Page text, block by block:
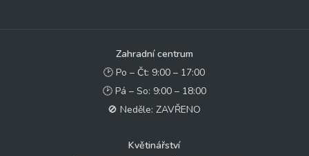
Zahradní centrum
🕑 Po – Čt: 9:00 – 17:00
🕑 Pá – So: 9:00 – 18:00
🚫 Neděle: ZAVŘENO
Květinářství